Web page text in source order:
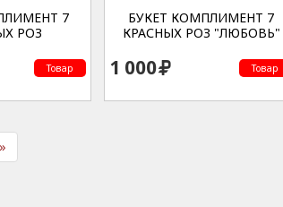
7
РОЗ
Товар
БУКЕТ КОМПЛИМЕНТ 7
КРАСНЫХ РОЗ "ЛЮБОВЬ"
1 000 Товар
»